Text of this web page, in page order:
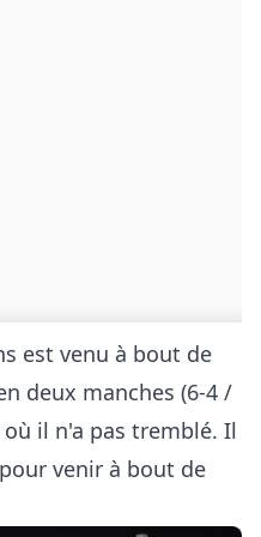
est venu à bout de
deux manches (6-4 /
il n'a pas tremblé. Il
venir à bout de